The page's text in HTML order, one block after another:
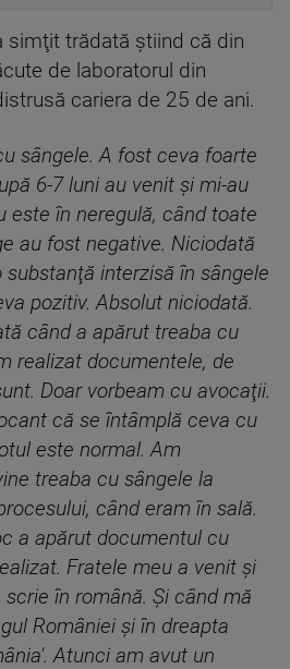
simţit trădată ştiind că din
de laboratorul din
cariera de 25 de ani.
sângele. A fost ceva foarte
6-7 luni au venit şi mi-au
este în neregulă, când toate
au fost negative. Niciodată
interzisă în sângele
pozitiv. Absolut niciodată.
când a apărut treaba cu
realizat documentele, de
Doar vorbeam cu avocaţii.
că se întâmplă ceva cu
este normal. Am
treaba cu sângele la
când eram în sală.
a apărut documentul cu
Fratele meu a venit şi
în română. Şi când mă
României şi în dreapta
Atunci am avut un